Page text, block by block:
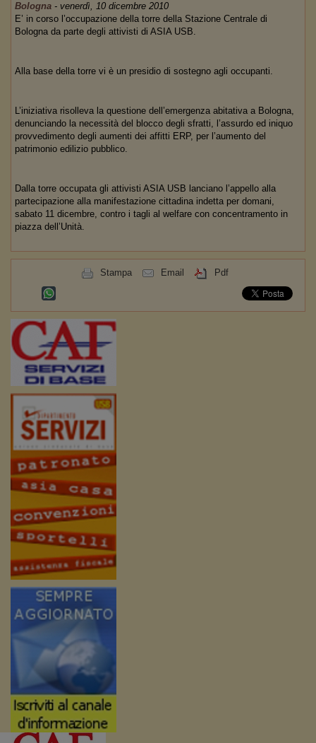
Bologna - venerdì, 10 dicembre 2010
E’ in corso l’occupazione della torre della Stazione Centrale di
Bologna da parte degli attivisti di ASIA USB.
Alla base della torre vi è un presidio di sostegno agli occupanti.
L’iniziativa risolleva la questione dell’emergenza abitativa a Bologna,
denunciando la necessità del blocco degli sfratti, l’assurdo ed iniquo
provvedimento degli aumenti dei affitti ERP, per l’aumento del
patrimonio edilizio pubblico.
Dalla torre occupata gli attivisti ASIA USB lanciano l’appello alla
partecipazione alla manifestazione cittadina indetta per domani,
sabato 11 dicembre, contro i tagli al welfare con concentramento in
piazza dell’Unità.
Stampa Email Pdf